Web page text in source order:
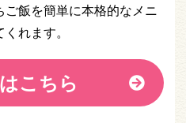
飯を簡単に本格的なメニ
れます。
こちら